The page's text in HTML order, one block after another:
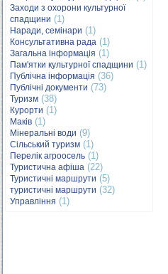
Заходи з охорони культурної
спадщини (1)
Наради, семінари (1)
Консультативна рада (1)
Загальна інформація (1)
Пам'ятки культурної спадщини (1)
Публічна інформація (36)
Публічні документи (73)
Туризм (38)
Курорти (1)
Маків (1)
Мінеральні води (9)
Сільський туризм (1)
Перелік агроосель (1)
Туристична афіша (22)
Туристичні маршрути (5)
туристичні маршрути (32)
Управління (1)